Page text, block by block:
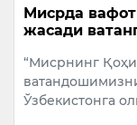
Мисрда вафот
жасади
“Мисрнинг
Ўзбекистонга